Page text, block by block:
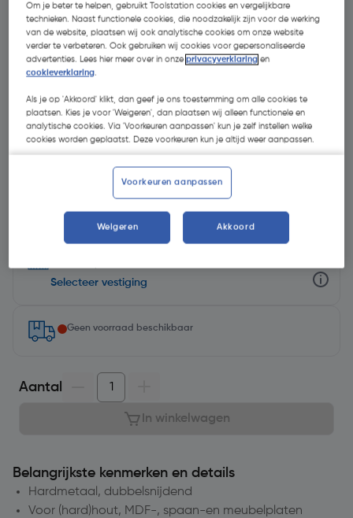
- 19 %
Selecteer vestiging
Geen voorraad beschikbaar
Aantal
In winkelwagen
Belangrijkste kenmerken en details
Hardmetaal, dubbelsnijdend
Voor (hard)hout, MDF-, spaan-en meubelplaten
Om je beter te helpen, gebruikt Toolstation cookies en vergelijkbare
technieken. Naast functionele cookies, die noodzakelijk zijn voor de werking
van de website, plaatsen wij ook analytische cookies om onze website
verder te verbeteren. Ook gebruiken wij cookies voor gepersonaliseerde
advertenties. Lees hier meer over in onzeprivacyverklaring en
cookieverklaring.
Als je op 'Akkoord' klikt, dan geef je ons toestemming om alle cookies te
plaatsen. Kies je voor 'Weigeren', dan plaatsen wij alleen functionele en
analytische cookies. Via 'Voorkeuren aanpassen' kun je zelf instellen welke
cookies worden geplaatst. Deze voorkeuren kun je altijd weer aanpassen.
Voorkeuren aanpassen
Weigeren Akkoord